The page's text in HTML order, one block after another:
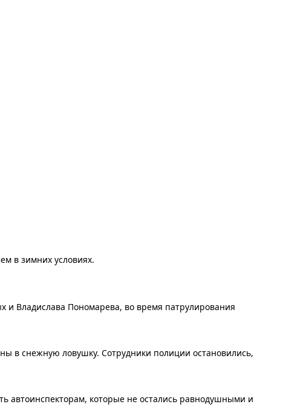
в зимних условиях.
и Владислава Пономарева, во время патрулирования
в снежную ловушку. Сотрудники полиции остановились,
автоинспекторам, которые не остались равнодушными и